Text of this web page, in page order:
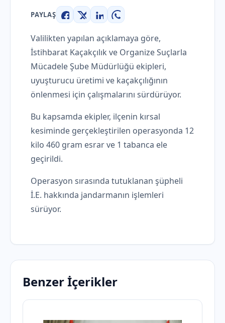
PAYLAŞ
Facebook
X LinkedInWhatsApp
Valilikten yapılan açıklamaya göre,
İstihbarat Kaçakçılık ve Organize Suçlarla
Mücadele Şube Müdürlüğü ekipleri,
uyuşturucu üretimi ve kaçakçılığının
önlenmesi için çalışmalarını sürdürüyor.
Bu kapsamda ekipler, ilçenin kırsal
kesiminde gerçekleştirilen operasyonda 12
kilo 460 gram esrar ve 1 tabanca ele
geçirildi.
Operasyon sırasında tutuklanan şüpheli
İ.E. hakkında jandarmanın işlemleri
sürüyor.
Benzer İçerikler